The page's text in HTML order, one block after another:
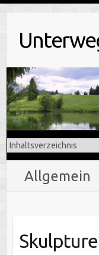
Allgemein